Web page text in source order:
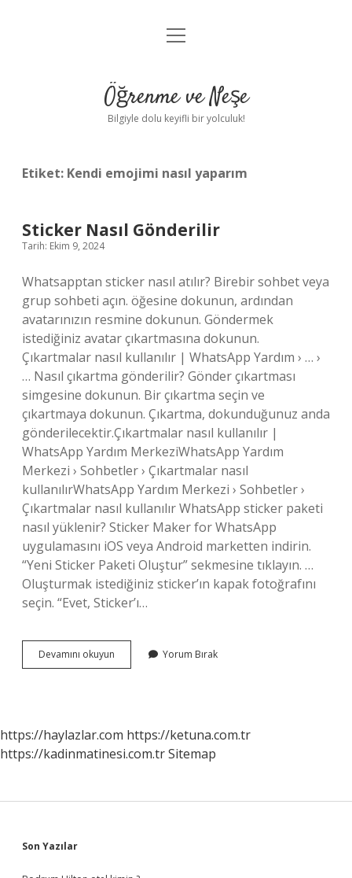
Anasayfa
Yasal Uyarı
menüyü
Öğrenme ve Neşe
Bilgiyle dolu keyifli bir yolculuk!
Etiket: Kendi emojimi nasıl yaparım
Sticker Nasıl Gönderilir
Tarih: Ekim 9, 2024
Whatsapptan sticker nasıl atılır? Birebir sohbet veya
grup sohbeti açın. öğesine dokunun, ardından
avatarınızın resmine dokunun. Göndermek
istediğiniz avatar çıkartmasına dokunun.
Çıkartmalar nasıl kullanılır | WhatsApp Yardım › … ›
… Nasıl çıkartma gönderilir? Gönder çıkartması
simgesine dokunun. Bir çıkartma seçin ve
çıkartmaya dokunun. Çıkartma, dokunduğunuz anda
gönderilecektir.Çıkartmalar nasıl kullanılır |
WhatsApp Yardım MerkeziWhatsApp Yardım
Merkezi › Sohbetler › Çıkartmalar nasıl
kullanılırWhatsApp Yardım Merkezi › Sohbetler ›
Çıkartmalar nasıl kullanılır WhatsApp sticker paketi
nasıl yüklenir? Sticker Maker for WhatsApp
uygulamasını iOS veya Android marketten indirin.
“Yeni Sticker Paketi Oluştur” sekmesine tıklayın. …
Oluşturmak istediğiniz sticker’ın kapak fotoğrafını
seçin. “Evet, Sticker’ı…
Devamını okuyun
Nasıl
Yorum Bırak
https://haylazlar.com https://ketuna.com.tr
https://kadinmatinesi.com.trSitemap
Sidebar
Son Yazılar